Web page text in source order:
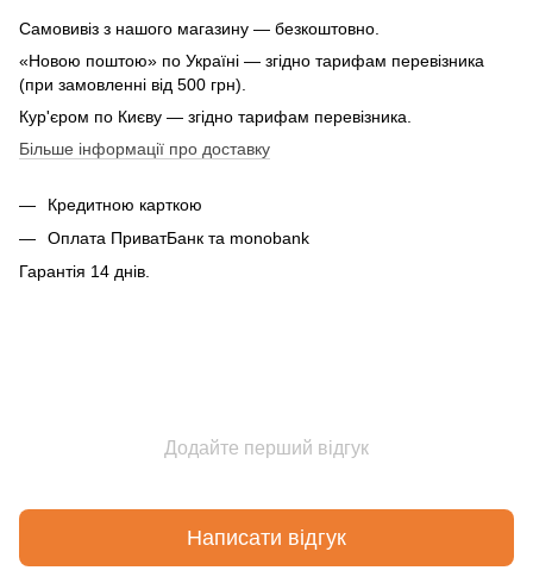
Самовивіз з нашого магазину — безкоштовно.
«Новою поштою» по Україні — згідно тарифам перевізника
(при замовленні від 500 грн).
Кур'єром по Києву — згідно тарифам перевізника.
Більше інформації про доставку
Кредитною карткою
Оплата ПриватБанк та monobank
Гарантія 14 днів.
Додайте перший відгук
Написати відгук